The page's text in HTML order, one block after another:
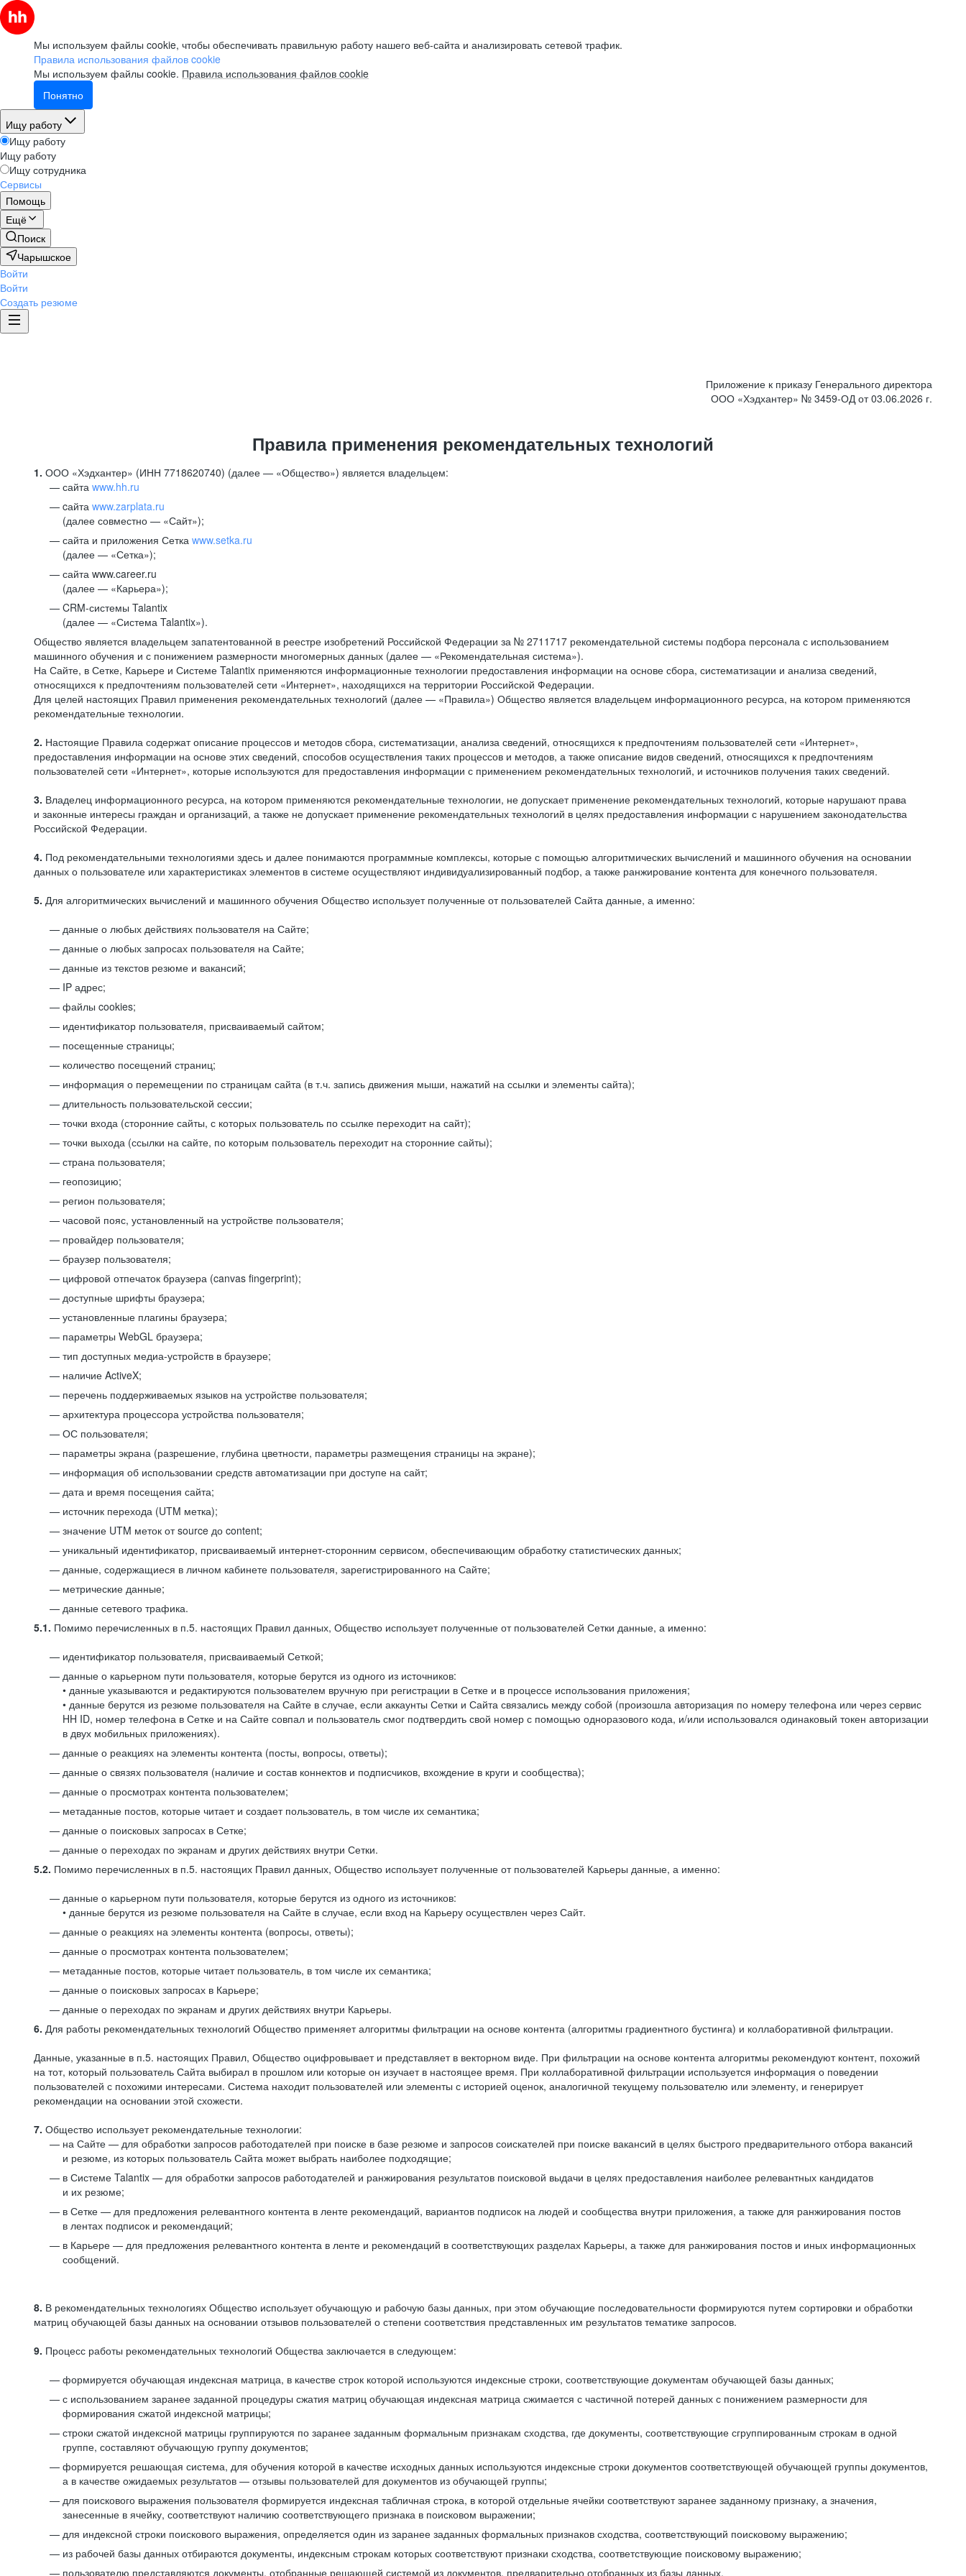
Мы используем файлы cookie, чтобы обеспечивать правильную работу нашего веб-сайта и анализировать сетевой трафик.
Правила использования файлов cookie
Мы используем файлы cookie. Правила использования файлов cookie
Понятно
Ищу работу
Ищу работу
Ищу работу
Ищу сотрудника
Сервисы
Помощь
Ещё
Поиск
Чарышское
Войти
Войти
Создать резюме
Приложение к приказу Генерального директора
ООО «Хэдхантер» № 3459-ОД от 03.06.2026 г.
Правила применения рекомендательных технологий
1. ООО «Хэдхантер» (ИНН 7718620740) (далее — «Общество») является владельцем:
сайта www.hh.ru
cайта www.zarplata.ru
(далее совместно — «Сайт»);
сайта и приложения Сетка www.setka.ru
(далее — «Сетка»);
сайта www.career.ru
(далее — «Карьера»);
CRM-системы Talantix
(далее — «Система Talantix»).
Общество является владельцем запатентованной в реестре изобретений Российской Федерации за № 2711717 рекомендательной системы подбора персонала с использованием
машинного обучения и с понижением размерности многомерных данных (далее — «Рекомендательная система»).
На Сайте, в Сетке, Карьере и Системе Talantix применяются информационные технологии предоставления информации на основе сбора, систематизации и анализа сведений,
относящихся к предпочтениям пользователей сети «Интернет», находящихся на территории Российской Федерации.
Для целей настоящих Правил применения рекомендательных технологий (далее — «Правила») Общество является владельцем информационного ресурса, на котором применяются
рекомендательные технологии.
2. Настоящие Правила содержат описание процессов и методов сбора, систематизации, анализа сведений, относящихся к предпочтениям пользователей сети «Интернет»,
предоставления информации на основе этих сведений, способов осуществления таких процессов и методов, а также описание видов сведений, относящихся к предпочтениям
пользователей сети «Интернет», которые используются для предоставления информации с применением рекомендательных технологий, и источников получения таких сведений.
3. Владелец информационного ресурса, на котором применяются рекомендательные технологии, не допускает применение рекомендательных технологий, которые нарушают права
и законные интересы граждан и организаций, а также не допускает применение рекомендательных технологий в целях предоставления информации с нарушением законодательства
Российской Федерации.
4. Под рекомендательными технологиями здесь и далее понимаются программные комплексы, которые с помощью алгоритмических вычислений и машинного обучения на основании
данных о пользователе или характеристиках элементов в системе осуществляют индивидуализированный подбор, а также ранжирование контента для конечного пользователя.
5. Для алгоритмических вычислений и машинного обучения Общество использует полученные от пользователей Сайта данные, а именно:
данные о любых действиях пользователя на Сайте;
данные о любых запросах пользователя на Сайте;
данные из текстов резюме и вакансий;
IP адрес;
файлы cookies;
идентификатор пользователя, присваиваемый сайтом;
посещенные страницы;
количество посещений страниц;
информация о перемещении по страницам сайта (в т.ч. запись движения мыши, нажатий на ссылки и элементы сайта);
длительность пользовательской сессии;
точки входа (сторонние сайты, с которых пользователь по ссылке переходит на сайт);
точки выхода (ссылки на сайте, по которым пользователь переходит на сторонние сайты);
страна пользователя;
геопозицию;
регион пользователя;
часовой пояс, установленный на устройстве пользователя;
провайдер пользователя;
браузер пользователя;
цифровой отпечаток браузера (canvas fingerprint);
доступные шрифты браузера;
установленные плагины браузера;
параметры WebGL браузера;
тип доступных медиа-устройств в браузере;
наличие ActiveX;
перечень поддерживаемых языков на устройстве пользователя;
архитектура процессора устройства пользователя;
ОС пользователя;
параметры экрана (разрешение, глубина цветности, параметры размещения страницы на экране);
информация об использовании средств автоматизации при доступе на сайт;
дата и время посещения сайта;
источник перехода (UTM метка);
значение UTM меток от source до content;
уникальный идентификатор, присваиваемый интернет-сторонним сервисом, обеспечивающим обработку статистических данных;
данные, содержащиеся в личном кабинете пользователя, зарегистрированного на Сайте;
метрические данные;
данные сетевого трафика.
5.1. Помимо перечисленных в п.5. настоящих Правил данных, Общество использует полученные от пользователей Сетки данные, а именно:
идентификатор пользователя, присваиваемый Сеткой;
данные о карьерном пути пользователя, которые берутся из одного из источников:
• данные указываются и редактируются пользователем вручную при регистрации в Сетке и в процессе использования приложения;
• данные берутся из резюме пользователя на Сайте в случае, если аккаунты Сетки и Сайта связались между собой (произошла авторизация по номеру телефона или через сервис
HH ID, номер телефона в Сетке и на Сайте совпал и пользователь смог подтвердить свой номер с помощью одноразового кода, и/или использовался одинаковый токен авторизации
в двух мобильных приложениях).
данные о реакциях на элементы контента (посты, вопросы, ответы);
данные о связях пользователя (наличие и состав коннектов и подписчиков, вхождение в круги и сообщества);
данные о просмотрах контента пользователем;
метаданные постов, которые читает и создает пользователь, в том числе их семантика;
данные о поисковых запросах в Сетке;
данные о переходах по экранам и других действиях внутри Сетки.
5.2. Помимо перечисленных в п.5. настоящих Правил данных, Общество использует полученные от пользователей Карьеры данные, а именно:
данные о карьерном пути пользователя, которые берутся из одного из источников:
• данные берутся из резюме пользователя на Сайте в случае, если вход на Карьеру осуществлен через Сайт.
данные о реакциях на элементы контента (вопросы, ответы);
данные о просмотрах контента пользователем;
метаданные постов, которые читает пользователь, в том числе их семантика;
данные о поисковых запросах в Карьере;
данные о переходах по экранам и других действиях внутри Карьеры.
6. Для работы рекомендательных технологий Общество применяет алгоритмы фильтрации на основе контента (алгоритмы градиентного бустинга) и коллаборативной фильтрации.
Данные, указанные в п.5. настоящих Правил, Общество оцифровывает и представляет в векторном виде. При фильтрации на основе контента алгоритмы рекомендуют контент, похожий
на тот, который пользователь Сайта выбирал в прошлом или которые он изучает в настоящее время. При коллаборативной фильтрации используется информация о поведении
пользователей с похожими интересами. Система находит пользователей или элементы с историей оценок, аналогичной текущему пользователю или элементу, и генерирует
рекомендации на основании этой схожести.
7. Общество использует рекомендательные технологии:
на Сайте — для обработки запросов работодателей при поиске в базе резюме и запросов соискателей при поиске вакансий в целях быстрого предварительного отбора вакансий
и резюме, из которых пользователь Сайта может выбрать наиболее подходящие;
в Системе Talantix — для обработки запросов работодателей и ранжирования результатов поисковой выдачи в целях предоставления наиболее релевантных кандидатов
и их резюме;
в Сетке — для предложения релевантного контента в ленте рекомендаций, вариантов подписок на людей и сообщества внутри приложения, а также для ранжирования постов
в лентах подписок и рекомендаций;
в Карьере — для предложения релевантного контента в ленте и рекомендаций в соответствующих разделах Карьеры, а также для ранжирования постов и иных информационных
сообщений.
8. В рекомендательных технологиях Общество использует обучающую и рабочую базы данных, при этом обучающие последовательности формируются путем сортировки и обработки
матриц обучающей базы данных на основании отзывов пользователей о степени соответствия представленных им результатов тематике запросов.
9. Процесс работы рекомендательных технологий Общества заключается в следующем:
формируется обучающая индексная матрица, в качестве строк которой используются индексные строки, соответствующие документам обучающей базы данных;
с использованием заранее заданной процедуры сжатия матриц обучающая индексная матрица сжимается с частичной потерей данных с понижением размерности для
формирования сжатой индексной матрицы;
строки сжатой индексной матрицы группируются по заранее заданным формальным признакам сходства, где документы, соответствующие сгруппированным строкам в одной
группе, составляют обучающую группу документов;
формируется решающая система, для обучения которой в качестве исходных данных используются индексные строки документов соответствующей обучающей группы документов,
а в качестве ожидаемых результатов — отзывы пользователей для документов из обучающей группы;
для поискового выражения пользователя формируется индексная табличная строка, в которой отдельные ячейки соответствуют заранее заданному признаку, а значения,
занесенные в ячейку, соответствуют наличию соответствующего признака в поисковом выражении;
для индексной строки поискового выражения, определяется один из заранее заданных формальных признаков сходства, соответствующий поисковому выражению;
из рабочей базы данных отбираются документы, индексным строкам которых соответствуют признаки сходства, соответствующие поисковому выражению;
пользователю представляются документы, отобранные решающей системой из документов, предварительно отобранных из базы данных.